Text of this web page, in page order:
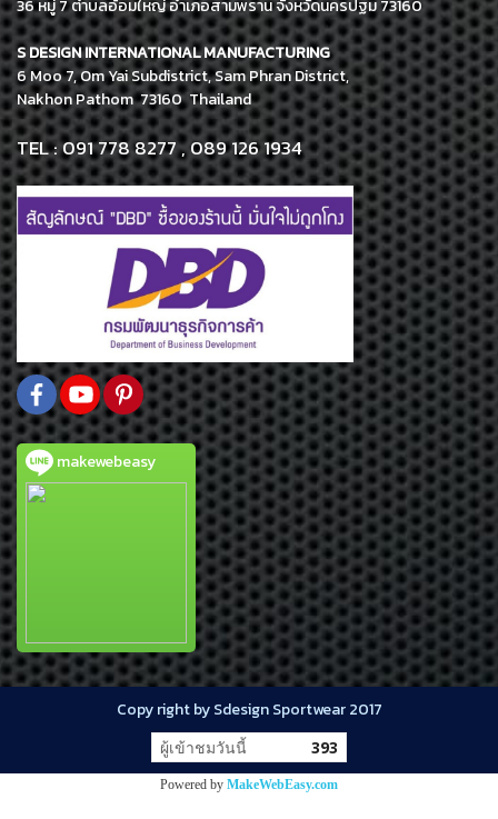
36 หมู่ 7 ตำบลอ้อมใหญ่ อำเภอสามพราน จังหวัดนครปฐม 73160
S DESIGN INTERNATIONAL MANUFACTURING
6 Moo 7, Om Yai Subdistrict, Sam Phran District,
Nakhon Pathom 73160 Thailand
TEL : 091 778 8277 , 089 126 1934
makewebeasy
Copy right by Sdesign Sportwear 2017
ผู้เข้าชมวันนี้ 393
Powered by MakeWebEasy.com